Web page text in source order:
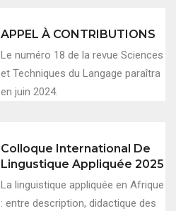
APPEL À CONTRIBUTIONS
Le numéro 18 de la revue Sciences
et Techniques du Langage paraîtra
en juin 2024.
Colloque International De
Lingustique Appliquée 2025
La linguistique appliquée en Afrique
: entre description, didactique des